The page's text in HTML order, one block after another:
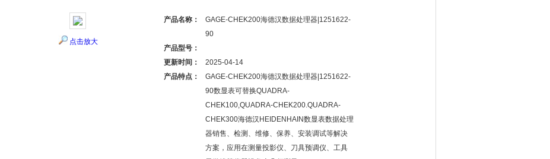
点击放大
产品名称：
GAGE-CHEK200海德汉数据处理器|1251622-
90
产品型号：
更新时间：
2025-04-14
产品特点：
GAGE-CHEK200海德汉数据处理器|1251622-
90数显表可替换QUADRA-
CHEK100,QUADRA-CHEK200.QUADRA-
CHEK300海德汉HEIDENHAIN数显表数据处理
器销售、检测、维修、保养、安装调试等解决
方案，应用在测量投影仪、刀具预调仪、工具